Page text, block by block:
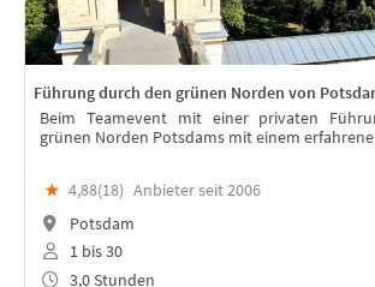
Führung durch den grünen Norden von
Beim Teamevent mit einer privaten
grünen Norden Potsdams mit einem
★ 4,88(18) Anbieter seit 2006
Potsdam
1 bis 30
3,0 Stunden